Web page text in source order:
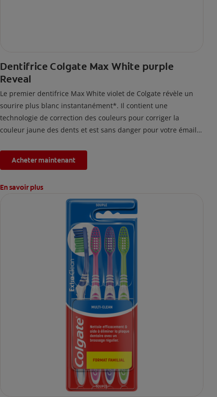
Dentifrice Colgate Max White purple
Reveal
Le premier dentifrice Max White violet de Colgate révèle un
sourire plus blanc instantanément*. Il contient une
technologie de correction des couleurs pour corriger la
couleur jaune des dents et est sans danger pour votre émail.
Acheter maintenant
En savoir plus